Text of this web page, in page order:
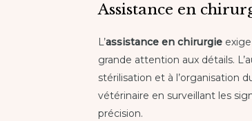
Assistance en
L’assistance en chirurgie
grande attention aux détails.
stérilisation et à l’organisation
vétérinaire en surveillant les
précision.